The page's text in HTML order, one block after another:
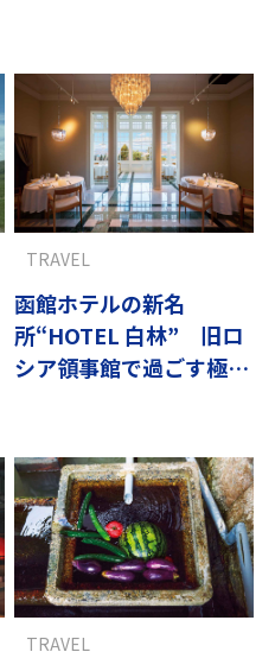
函館ホテルの新名
所“HOTEL 白林” 旧ロ
シア領事館で過ごす極上
TRAVEL
TRAVEL